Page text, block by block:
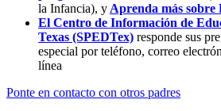
la Infancia), y Aprenda más sobre
El Centro de Información de
Texas (SPEDTex) responde sus
especial por teléfono, correo
línea
Ponte en contacto con otros padres